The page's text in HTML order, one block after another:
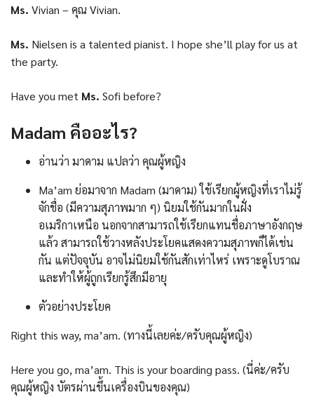
Ms. Vivian – คุณ Vivian.
Ms. Nielsen is a talented pianist. I hope she’ll play for us at
the party.
Have you met Ms. Sofi before?
Madam คืออะไร?
อ่านว่า มาดาม แปลว่า คุณผู้หญิง
Ma’am ย่อมาจาก Madam (มาดาม) ใช้เรียกผู้หญิงที่เราไม่รู้
จักชื่อ (มีความสุภาพมาก ๆ) นิยมใช้กันมากในฝั่ง
อเมริกาเหนือ นอกจากสามารถใช้เรียกแทนชื่อภาษาอังกฤษ
แล้ว สามารถใช้วางหลังประโยคแสดงความสุภาพก็ได้เช่น
กัน แต่ปัจจุบัน อาจไม่นิยมใช้กันสักเท่าไหร่ เพราะดูโบราณ
และทำให้ผู้ถูกเรียกรู้สึกมีอายุ
ตัวอย่างประโยค
Right this way, ma’am. (ทางนี้เลยค่ะ/ครับคุณผู้หญิง)
Here you go, ma’am. This is your boarding pass. (นี่ค่ะ/ครับ
คุณผู้หญิง บัตรผ่านขึ้นเครื่องบินของคุณ)